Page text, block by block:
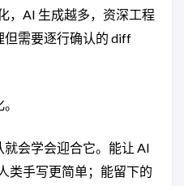
，AI 生成越多，资深工程
但需要逐行确认的 diff
会学会迎合它。能让 AI
类手写更简单；能留下的